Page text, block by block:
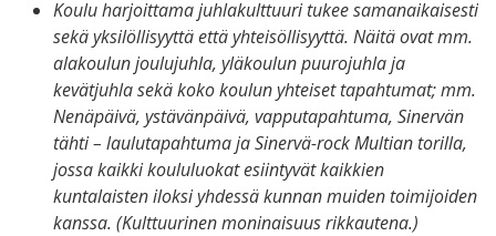
Koulu harjoittama juhlakulttuuri tukee samanaikaisesti
sekä yksilöllisyyttä että yhteisöllisyyttä. Näitä ovat mm.
alakoulun joulujuhla, yläkoulun puurojuhla ja
kevätjuhla sekä koko koulun yhteiset tapahtumat; mm.
Nenäpäivä, ystävänpäivä, vapputapahtuma, Sinervän
tähti – laulutapahtuma ja Sinervä-rock Multian torilla,
jossa kaikki koululuokat esiintyvät kaikkien
kuntalaisten iloksi yhdessä kunnan muiden toimijoiden
kanssa. (Kulttuurinen moninaisuus rikkautena.)